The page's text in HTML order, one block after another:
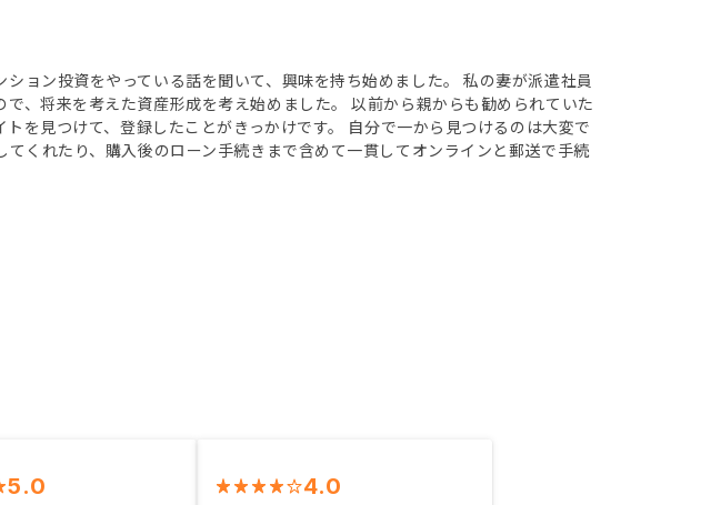
ョン投資をやっている話を聞いて、興味を持ち始めました。 私の妻が派遣社員
、将来を考えた資産形成を考え始めました。 以前から親からも勧められていた
を見つけて、登録したことがきっかけです。 自分で一から見つけるのは大変で
くれたり、購入後のローン手続きまで含めて一貫してオンラインと郵送で手続
5.0 4.0